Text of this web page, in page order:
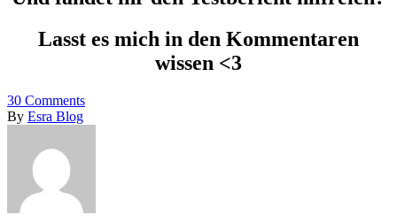
Lasst es mich in den Kommentaren
wissen <3
30 Comments
By Esra Blog